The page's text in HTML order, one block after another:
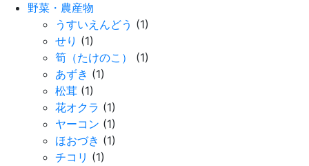
野菜・農産物
うすいえんどう (1)
せり (1)
筍（たけのこ）
(1)
あずき (1)
松茸 (1)
花オクラ (1)
ヤーコン (1)
ほおづき (1)
チコリ (1)